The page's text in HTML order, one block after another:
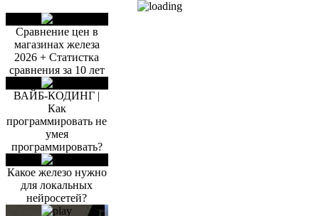
Сравнение цен в
магазинах железа
2026 + Статистка
сравнения за 10 лет
ВАЙБ-КОДИНГ |
Как
программировать не
умея
программировать?
Какое железо нужно
для локальных
нейросетей?